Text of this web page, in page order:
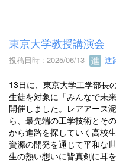
東京大学教授講演会
投稿日時 : 2025/06/13 進
13日に、東京大学工学部長
生徒を対象に「みんなで未
開催しました。レアアース
ら、最先端の工学技術とそ
から進路を探していく高校
資源の開発を通じて平和な
生の熱い想いに皆真剣に耳